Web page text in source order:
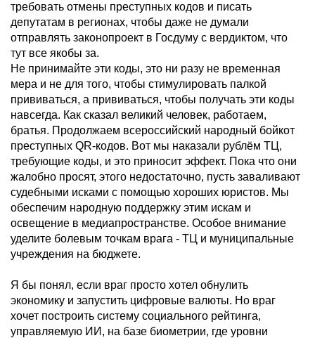
требовать отмены преступных кодов и писать
депутатам в регионах, чтобы даже не думали
отправлять законопроект в Госдуму с вердиктом, что
тут все якобы за.
Не принимайте эти коды, это ни разу не временная
мера и не для того, чтобы стимулировать палкой
прививаться, а прививаться, чтобы получать эти коды
навсегда. Как сказал великий человек, работаем,
братья. Продолжаем всероссийский народный бойкот
преступных QR-кодов. Вот мы наказали рублём ТЦ,
требующие коды, и это приносит эффект. Пока что они
жалобно просят, этого недостаточно, пусть заваливают
судебными исками с помощью хороших юристов. Мы
обеспечим народную поддержку этим искам и
освещение в медиапространстве. Особое внимание
уделите болевым точкам врага - ТЦ и муниципальные
учреждения на бюджете.
Я бы понял, если враг просто хотел обнулить
экономику и запустить цифровые валюты. Но враг
хочет построить систему социального рейтинга,
управляемую ИИ, на базе биометрии, где уровни